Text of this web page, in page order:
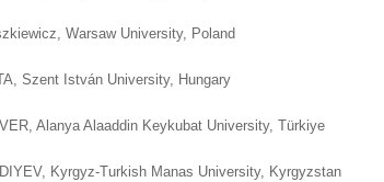
Warsaw University, Poland
Szent István University, Hungary
Alanya Alaaddin Keykubat University, Türkiye
Kyrgyz-Turkish Manas University, Kyrgyzstan